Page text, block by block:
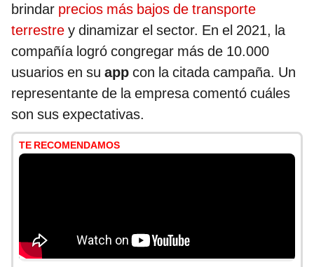
brindar precios más bajos de transporte
terrestre y dinamizar el sector. En el 2021, la
compañía logró congregar más de 10.000
usuarios en su app con la citada campaña. Un
representante de la empresa comentó cuáles
son sus expectativas.
TE RECOMENDAMOS